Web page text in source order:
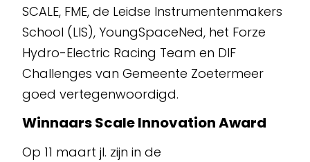
SCALE, FME, de Leidse Instrumentenmakers
School (LIS), YoungSpaceNed, het Forze
Hydro-Electric Racing Team en DIF
Challenges van Gemeente Zoetermeer
goed vertegenwoordigd.
Winnaars Scale Innovation Award
Op 11 maart jl. zijn in de